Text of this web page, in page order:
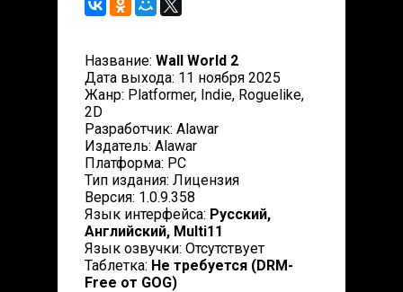
Название: Wall World 2
Дата выхода: 11 ноября 2025
Жанр: Platformer, Indie, Roguelike,
2D
Разработчик: Alawar
Издатель: Alawar
Платформа: PC
Тип издания: Лицензия
Версия: 1.0.9.358
Язык интерфейса: Русский,
Английский, Multi11
Язык озвучки: Отсутствует
Таблетка: Не требуется (DRM-
Free от GOG)